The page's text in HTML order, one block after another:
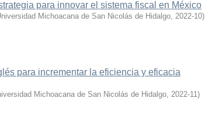
para innovar el sistema fiscal en México
Michoacana de San Nicolás de Hidalgo, 2022-10)
para incrementar la eficiencia y eficacia
Michoacana de San Nicolás de Hidalgo, 2022-11)